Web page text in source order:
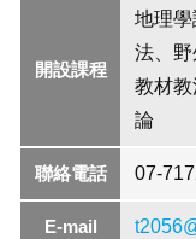
開設課程
地理
法、
教材
論
聯絡電話 07-
E-mail